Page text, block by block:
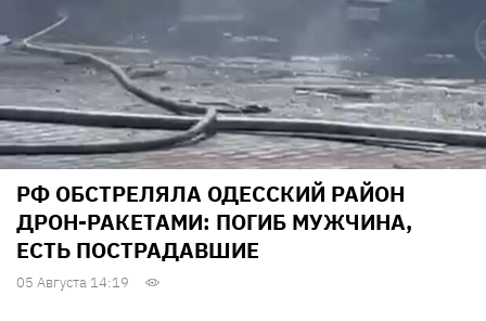
РФ ОБСТРЕЛЯЛА ОДЕССКИЙ РАЙОН
ДРОН-РАКЕТАМИ: ПОГИБ МУЖЧИНА,
ЕСТЬ ПОСТРАДАВШИЕ
05 Августа 14:19